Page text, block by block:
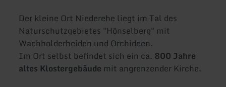
Der kleine Ort Niederehe liegt im Tal des
Naturschutzgebietes "Hönselberg" mit
Wachholderheiden und Orchideen.
Im Ort selbst befindet sich ein ca. 800 Jahre
altes Klostergebäude mit angrenzender Kirche.